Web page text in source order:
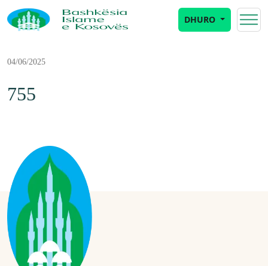
DHURO
04/06/2025
755